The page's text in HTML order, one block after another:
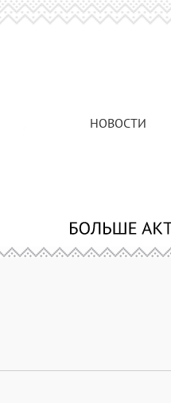
НОВОСТИ